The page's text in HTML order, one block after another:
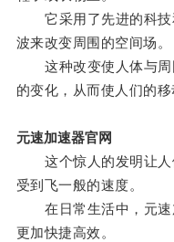
它采用了先进的科技
波来改变周围的空间场。
这种改变使人体与周
的变化，从而使人们的移
元速加速器官网
这个惊人的发明让人
受到飞一般的速度。
在日常生活中，元速
更加快捷高效。